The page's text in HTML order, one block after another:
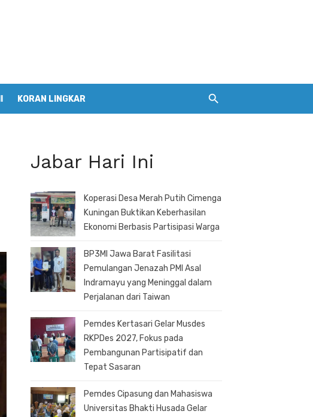
KORAN LINGKAR
Jabar Hari Ini
Koperasi Desa Merah Putih Cimenga
Kuningan Buktikan Keberhasilan
Ekonomi Berbasis Partisipasi Warga
BP3MI Jawa Barat Fasilitasi
Pemulangan Jenazah PMI Asal
Indramayu yang Meninggal dalam
Perjalanan dari Taiwan
Pemdes Kertasari Gelar Musdes
RKPDes 2027, Fokus pada
Pembangunan Partisipatif dan
Tepat Sasaran
Pemdes Cipasung dan Mahasiswa
Universitas Bhakti Husada Gelar